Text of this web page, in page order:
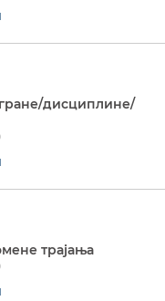
дисциплине/
трајања